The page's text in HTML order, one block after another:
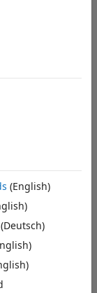
Search
(English)
(Deutsch)